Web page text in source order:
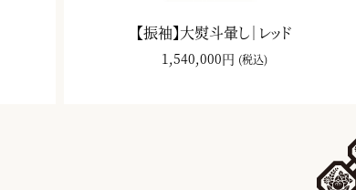
【振袖】大熨斗暈し｜レッド
1,540,000円 (税込)